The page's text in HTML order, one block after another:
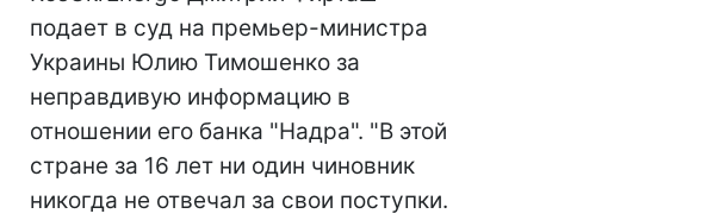
подает в суд на премьер-министра
Украины Юлию Тимошенко за
неправдивую информацию в
отношении его банка "Надра". "В этой
стране за 16 лет ни один чиновник
никогда не отвечал за свои поступки.